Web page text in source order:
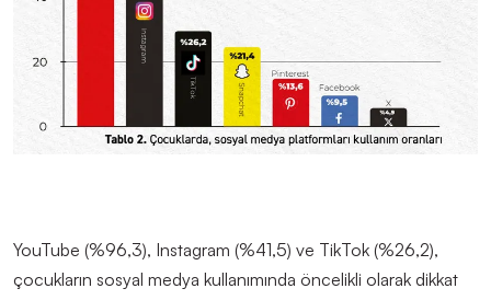
YouTube (%96,3), Instagram (%41,5) ve TikTok (%26,2),
çocukların sosyal medya kullanımında öncelikli olarak dikkat